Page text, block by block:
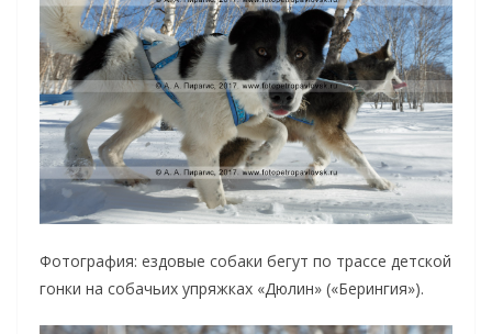
Фотография: ездовые собаки бегут по трассе детской
гонки на собачьих упряжках «Дюлин» («Берингия»).